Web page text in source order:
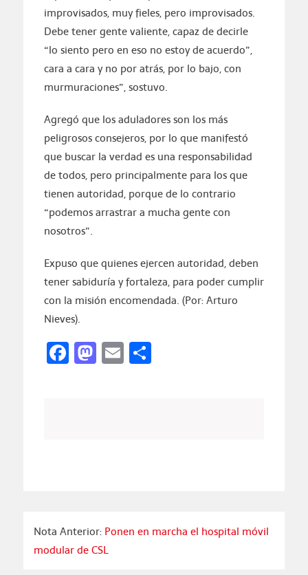
improvisados, muy fieles, pero improvisados.
Debe tener gente valiente, capaz de decirle
“lo siento pero en eso no estoy de acuerdo”,
cara a cara y no por atrás, por lo bajo, con
murmuraciones”, sostuvo.
Agregó que los aduladores son los más
peligrosos consejeros, por lo que manifestó
que buscar la verdad es una responsabilidad
de todos, pero principalmente para los que
tienen autoridad, porque de lo contrario
“podemos arrastrar a mucha gente con
nosotros”.
Expuso que quienes ejercen autoridad, deben
tener sabiduría y fortaleza, para poder cumplir
con la misión encomendada. (Por: Arturo
Nieves).
Facebook
Mastodon
EmailCompartir
Nota Anterior:Ponen en marcha el hospital móvil
modular de CSL